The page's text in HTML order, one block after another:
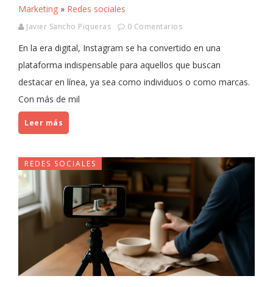
Marketing » Redes sociales
Javier Sancho Piqueras 0 Comentarios
En la era digital, Instagram se ha convertido en una
plataforma indispensable para aquellos que buscan
destacar en línea, ya sea como individuos o como marcas.
Con más de mil
Leer más
REDES SOCIALES